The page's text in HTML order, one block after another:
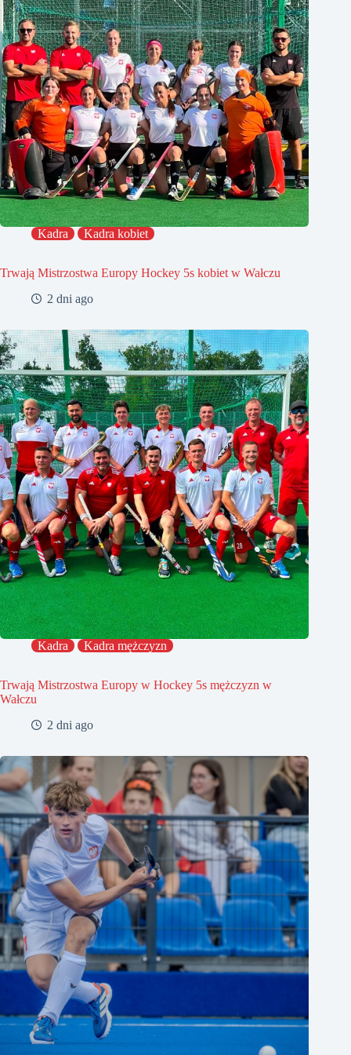
Kadra Kadra kobiet
Trwają Mistrzostwa Europy Hockey 5s kobiet w Wałczu
2 dni ago
Kadra Kadra mężczyzn
Trwają Mistrzostwa Europy w Hockey 5s mężczyzn w
Wałczu
2 dni ago